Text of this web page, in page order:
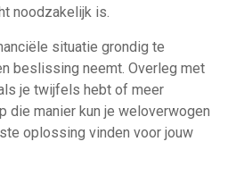
noodzakelijk is.
situatie grondig te
beslissing neemt. Overleg met
je twijfels hebt of meer
die manier kun je weloverwogen
oplossing vinden voor jouw